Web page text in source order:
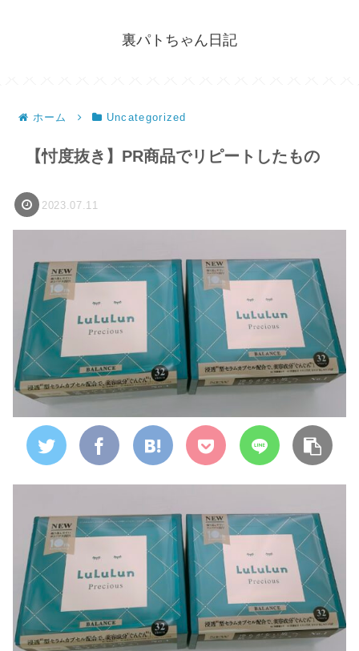
裏パトちゃん日記
ホーム Uncategorized
【忖度抜き】PR商品でリピートしたもの
2023.07.11